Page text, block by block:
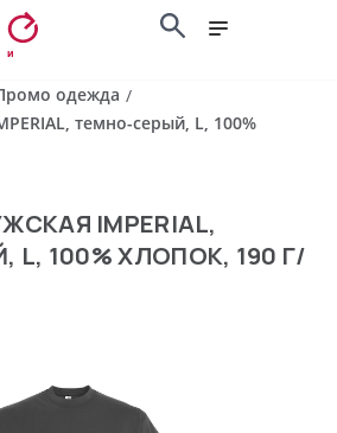
и
одежда /
темно-серый, L, 100%
IMPERIAL,
100% ХЛОПОК, 190 Г/